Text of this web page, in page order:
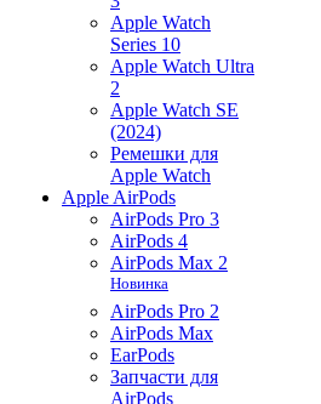
Apple Watch
Series 10
Apple Watch Ultra
2
Apple Watch SE
(2024)
Ремешки для
Apple Watch
Apple AirPods
AirPods Pro 3
AirPods 4
AirPods Max 2
Новинка
AirPods Pro 2
AirPods Max
EarPods
Запчасти для
AirPods